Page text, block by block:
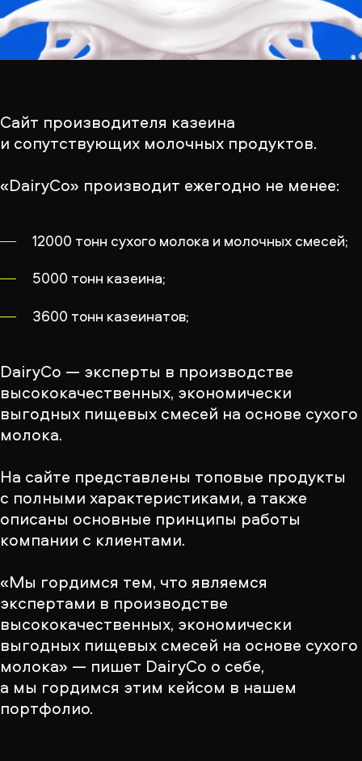
Сайт производителя казеина
и сопутствующих молочных продуктов.
«DairyCo» производит ежегодно не менее:
12000 тонн сухого молока и молочных смесей;
5000 тонн казеина;
3600 тонн казеинатов;
DairyCo — эксперты в производстве
высококачественных, экономически
выгодных пищевых смесей на основе сухого
молока.
На сайте представлены топовые продукты
с полными характеристиками, а также
описаны основные принципы работы
компании с клиентами.
«Мы гордимся тем, что являемся
экспертами в производстве
высококачественных, экономически
выгодных пищевых смесей на основе сухого
молока» — пишет DairyCo о себе,
а мы гордимся этим кейсом в нашем
портфолио.